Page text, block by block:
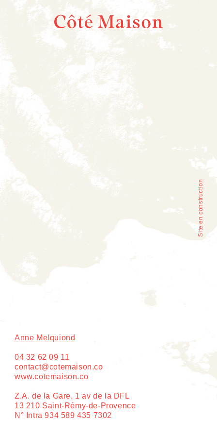
Anne Melquiond
04 32 62 09 11
contact@cotemaison.co
www.cotemaison.co
Z.A. de la Gare, 1 av de la DFL
13 210 Saint-Rémy-de-Provence
N° Intra 934 589 435 7302
Site en construction